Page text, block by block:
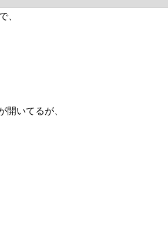
、
開いてるが、